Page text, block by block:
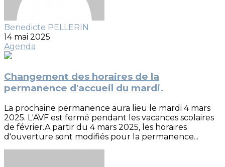
Benedicte PELLERIN
14 mai 2025
Agenda
Changement des horaires de la
permanence d'accueil du mardi.
La prochaine permanence aura lieu le mardi 4 mars
2025. L'AVF est fermé pendant les vacances scolaires
de février.A partir du 4 mars 2025, les horaires
d'ouverture sont modifiés pour la permanence...